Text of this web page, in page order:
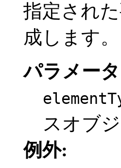
指定され
成します。
パラメー
スオブ
例外: